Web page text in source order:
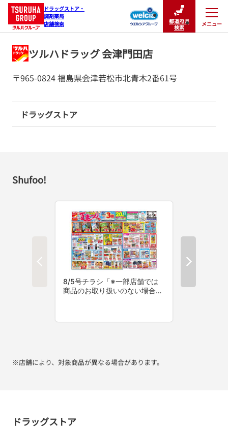
ドラッグストア・
調剤薬局
店舗検索
都道府県
検索
メニュー
閉じる
ツルハドラッグ 会津門田店
〒965-0824 福島県会津若松市北青木2番61号
ドラッグストア
Shufoo!
※店舗により、対象商品が異なる場合があります。
ドラッグストア